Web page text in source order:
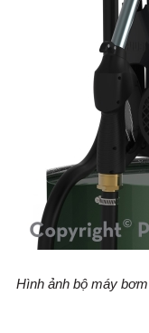
Hình ảnh bộ máy